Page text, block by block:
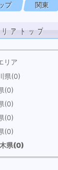
プ 関東
アトップ
リア
県(0)
(0)
(0)
(0)
(0)
県(0)